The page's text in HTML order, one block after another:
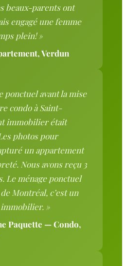
beaux-parents ont
engagé une femme
plein! »
Verdun
ponctuel avant la mise
condo à Saint-
immobilier était
photos pour
un appartement
Nous avons reçu 3
Le ménage ponctuel
Montréal, c’est un
»
Paquette — Condo,